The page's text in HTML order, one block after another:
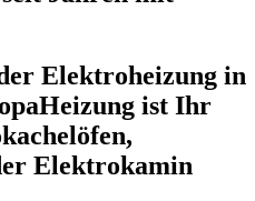
Elektroheizung in
ist Ihr
Elektrokamin